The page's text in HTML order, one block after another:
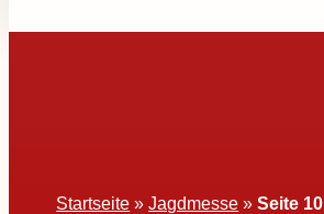
Startseite »Jagdmesse »Seite 10